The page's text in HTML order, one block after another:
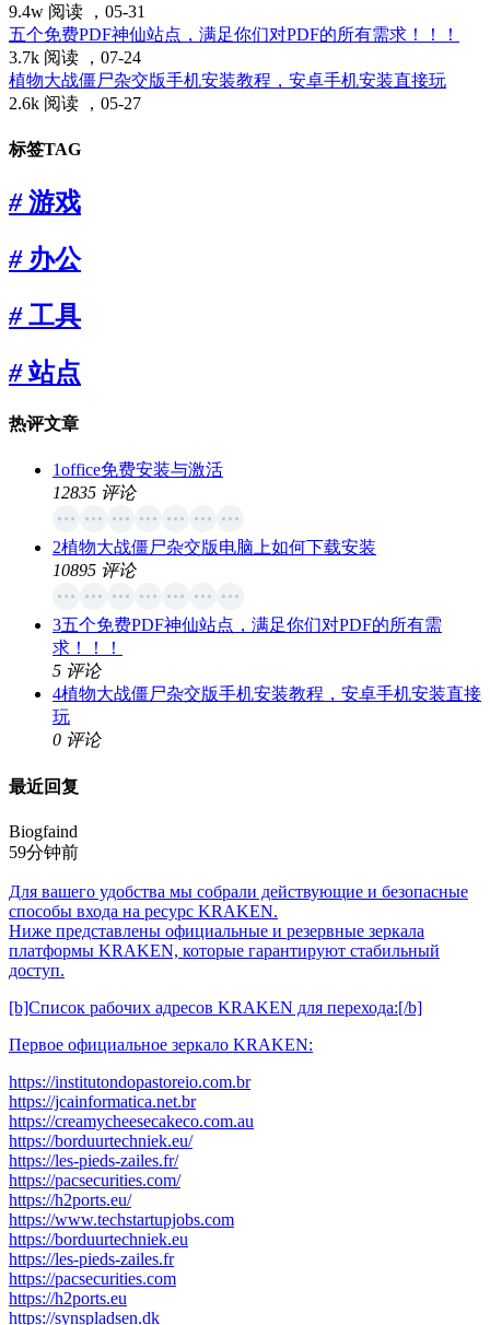
9.4w 阅读 ， 05-31
五个免费PDF神仙站点，满足你们对PDF的所有需求！！！
3.7k 阅读 ， 07-24
植物大战僵尸杂交版手机安装教程，安卓手机安装直接玩
2.6k 阅读 ， 05-27
标签TAG
#游戏
#办公
#工具
#站点
热评文章
1office免费安装与激活
12835 评论
2植物大战僵尸杂交版电脑上如何下载安装
10895 评论
3五个免费PDF神仙站点，满足你们对PDF的所有需
求！！！
5 评论
4植物大战僵尸杂交版手机安装教程，安卓手机安装直接
玩
0 评论
最近回复
Biogfaind
59分钟前
Для вашего удобства мы собрали действующие и безопасные
способы входа на ресурс KRAKEN.
Ниже представлены официальные и резервные зеркала
платформы KRAKEN, которые гарантируют стабильный
доступ.
[b]Список рабочих адресов KRAKEN для перехода:[/b]
Первое официальное зеркало KRAKEN:
https://institutondopastoreio.com.br
https://jcainformatica.net.br
https://creamycheesecakeco.com.au
https://borduurtechniek.eu/
https://les-pieds-zailes.fr/
https://pacsecurities.com/
https://h2ports.eu/
https://www.techstartupjobs.com
https://borduurtechniek.eu
https://les-pieds-zailes.fr
https://pacsecurities.com
https://h2ports.eu
https://synspladsen.dk